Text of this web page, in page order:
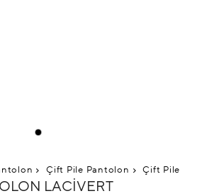
Çift Pile Pantolon Çift Pile
LACIVERT